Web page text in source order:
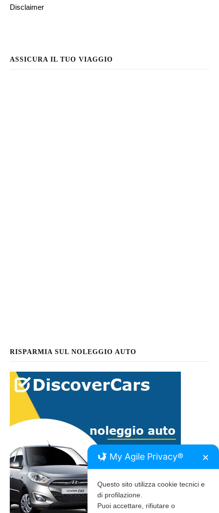
Disclaimer
ASSICURA IL TUO VIAGGIO
RISPARMIA SUL NOLEGGIO AUTO
My Agile Privacy® ✕
Questo sito utilizza cookie tecnici e
di profilazione.
Puoi accettare, rifiutare o